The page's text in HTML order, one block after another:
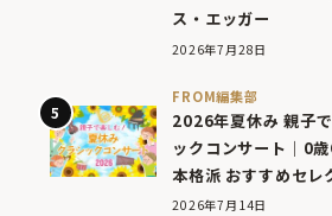
ス・エッガー
2026年7月28日
FROM編集部
2026年夏休み 親子
ックコンサート｜0
本格派 おすすめセレ
2026年7月14日